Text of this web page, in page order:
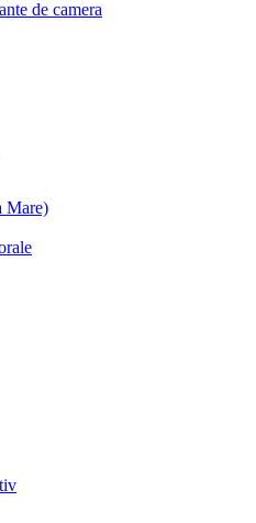
de camera
Mare)